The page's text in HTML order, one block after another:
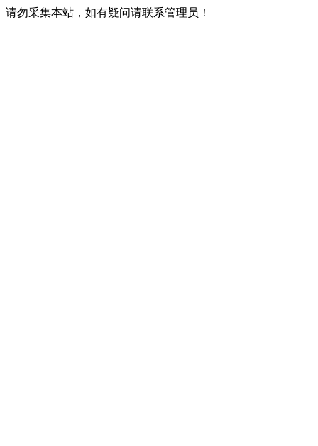
请勿采集本站，如有疑问请联系管理员！